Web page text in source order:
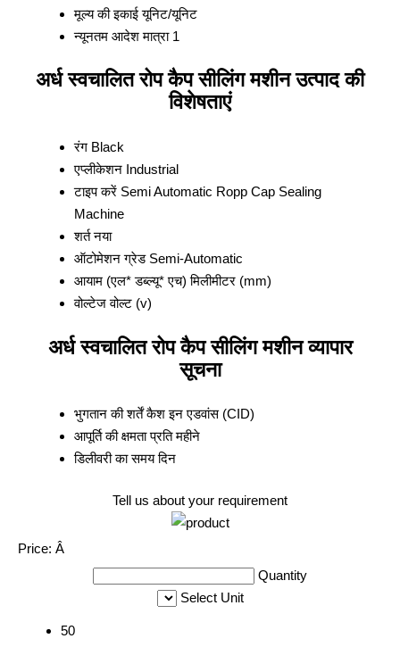
मूल्य की इकाई यूनिट/यूनिट
न्यूनतम आदेश मात्रा 1
अर्ध स्वचालित रोप कैप सीलिंग मशीन उत्पाद की
विशेषताएं
रंग Black
एप्लीकेशन Industrial
टाइप करें Semi Automatic Ropp Cap Sealing
Machine
शर्त नया
ऑटोमेशन ग्रेड Semi-Automatic
आयाम (एल* डब्ल्यू* एच) मिलीमीटर (mm)
वोल्टेज वोल्ट (v)
अर्ध स्वचालित रोप कैप सीलिंग मशीन व्यापार
सूचना
भुगतान की शर्तें कैश इन एडवांस (CID)
आपूर्ति की क्षमता प्रति महीने
डिलीवरी का समय दिन
Tell us about your requirement
Price: Â
Quantity
Select Unit
50